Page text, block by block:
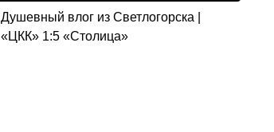
Душевный влог из Светлогорска |
«ЦКК» 1:5 «Столица»